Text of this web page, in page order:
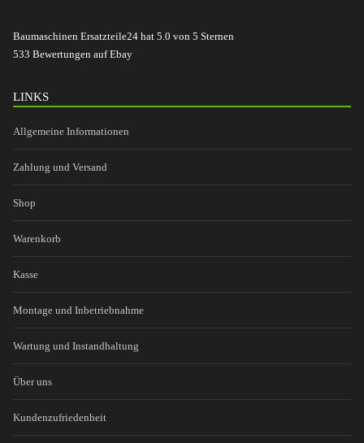
Baumaschinen Ersatzteile24 hat 5.0 von 5 Sternen
533 Bewertungen auf Ebay
LINKS
Allgemeine Informationen
Zahlung und Versand
Shop
Warenkorb
Kasse
Montage und Inbetriebnahme
Wartung und Instandhaltung
Über uns
Kundenzufriedenheit